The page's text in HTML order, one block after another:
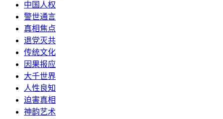
中国人权
警世通言
真相焦点
退党灭共
传统文化
因果报应
大千世界
人性良知
迫害真相
神韵艺术